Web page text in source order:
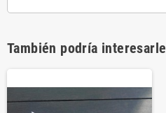
También podría interesarle